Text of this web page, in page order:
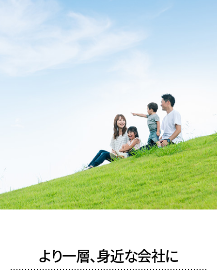
より一層、身近な会社に